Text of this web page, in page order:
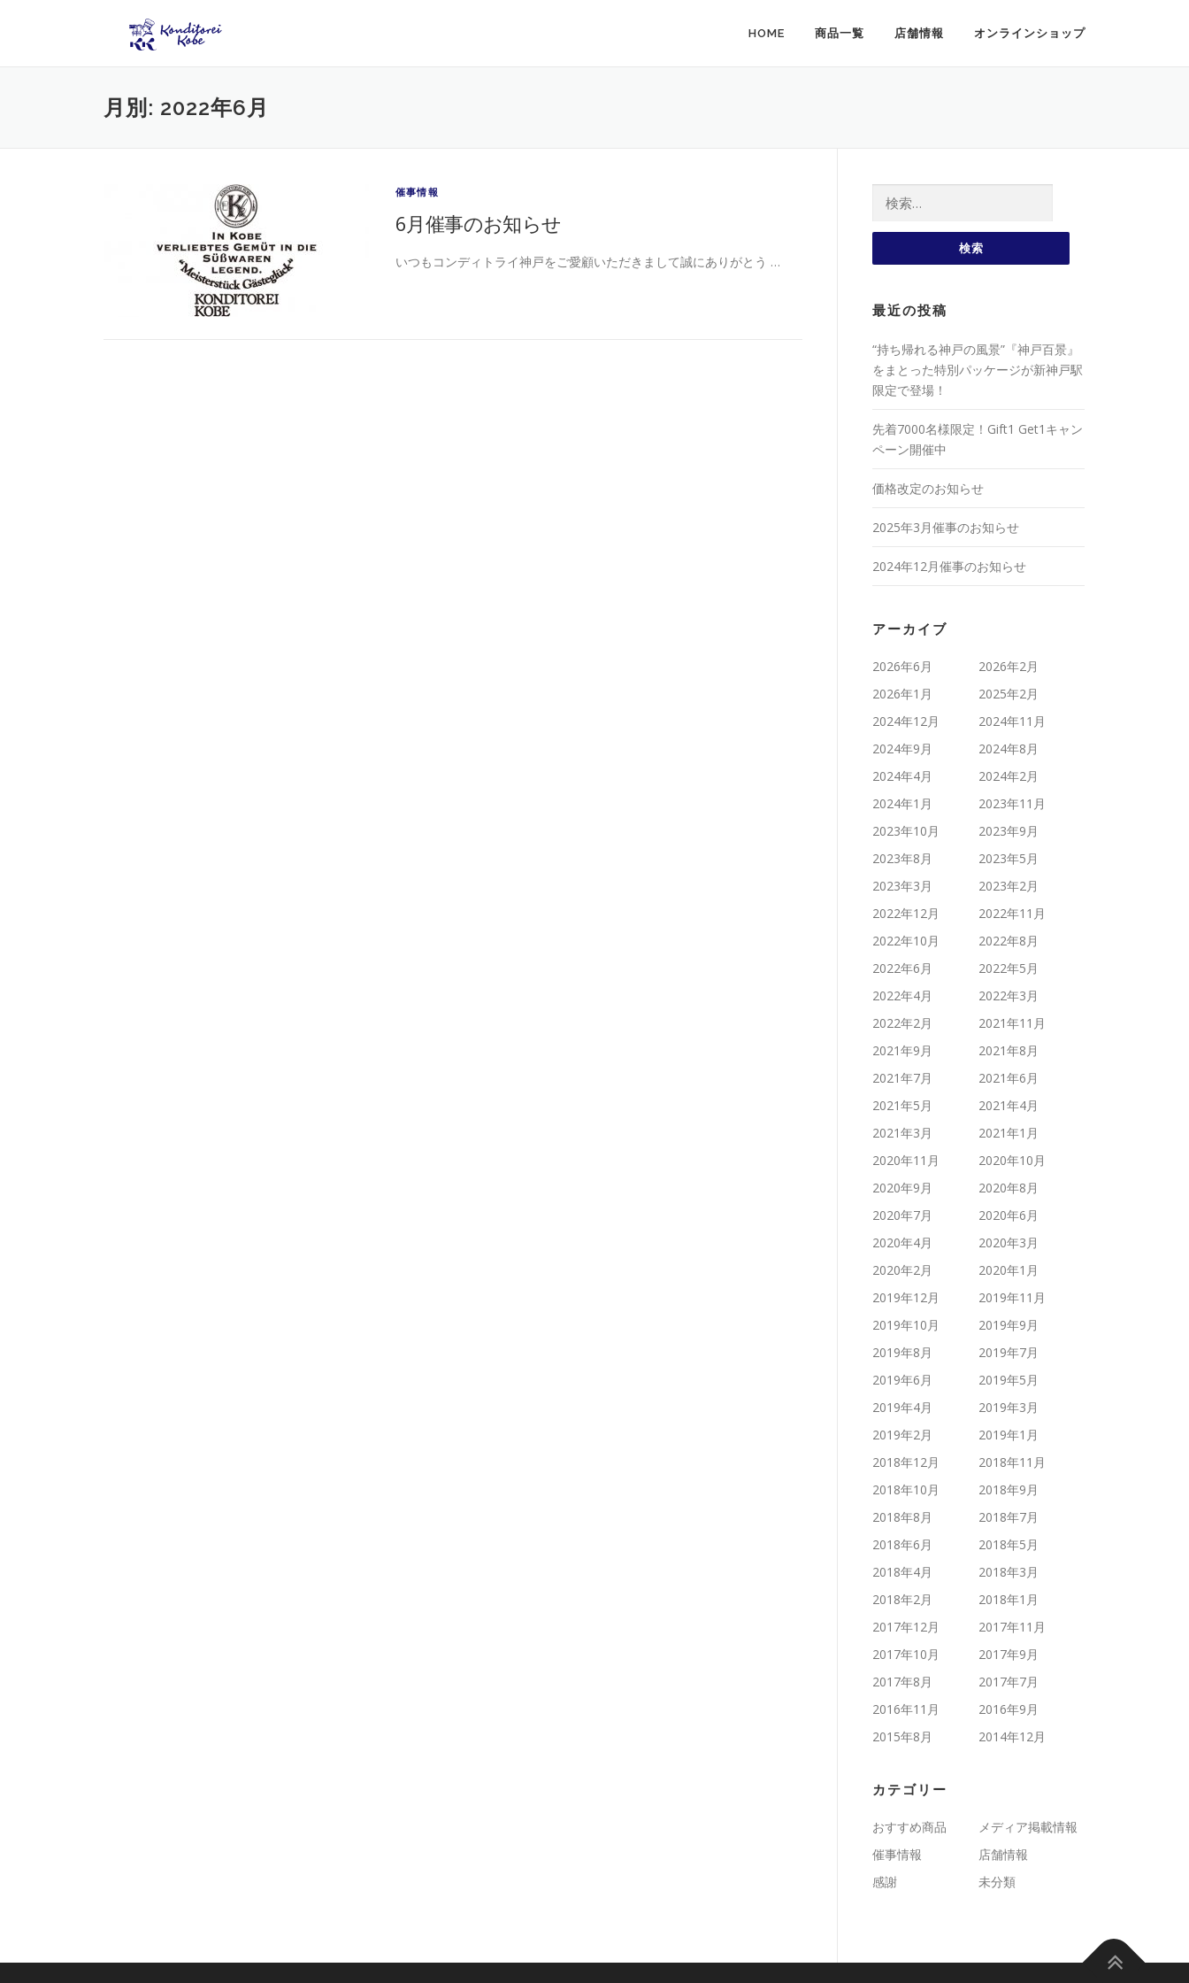
HOME 商品一覧 店舗情報 オンラインショップ
月別: 2022年6月
催事情報
6月催事のお知らせ
いつもコンディトライ神戸をご愛顧いただきまして誠にありがとう …
検索:
最近の投稿
“持ち帰れる神戸の風景”『神戸百景』
をまとった特別パッケージが新神戸駅
限定で登場！
先着7000名様限定！Gift1 Get1キャン
ペーン開催中
価格改定のお知らせ
2025年3月催事のお知らせ
2024年12月催事のお知らせ
アーカイブ
2026年6月
2026年2月
2026年1月
2025年2月
2024年12月
2024年11月
2024年9月
2024年8月
2024年4月
2024年2月
2024年1月
2023年11月
2023年10月
2023年9月
2023年8月
2023年5月
2023年3月
2023年2月
2022年12月
2022年11月
2022年10月
2022年8月
2022年6月
2022年5月
2022年4月
2022年3月
2022年2月
2021年11月
2021年9月
2021年8月
2021年7月
2021年6月
2021年5月
2021年4月
2021年3月
2021年1月
2020年11月
2020年10月
2020年9月
2020年8月
2020年7月
2020年6月
2020年4月
2020年3月
2020年2月
2020年1月
2019年12月
2019年11月
2019年10月
2019年9月
2019年8月
2019年7月
2019年6月
2019年5月
2019年4月
2019年3月
2019年2月
2019年1月
2018年12月
2018年11月
2018年10月
2018年9月
2018年8月
2018年7月
2018年6月
2018年5月
2018年4月
2018年3月
2018年2月
2018年1月
2017年12月
2017年11月
2017年10月
2017年9月
2017年8月
2017年7月
2016年11月
2016年9月
2015年8月
2014年12月
カテゴリー
おすすめ商品
メディア掲載情報
催事情報
店舗情報
感謝
未分類